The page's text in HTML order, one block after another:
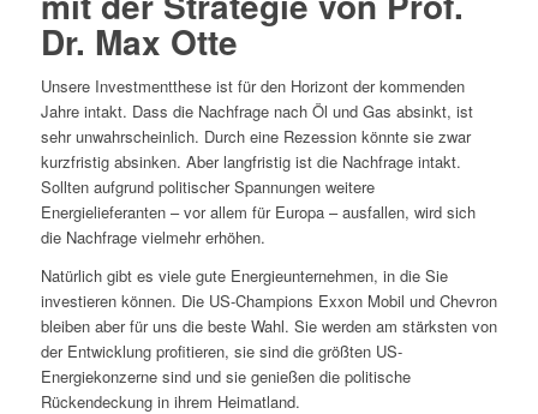
Dr. Max Otte
Unsere Investmentthese ist für den Horizont der kommenden
Jahre intakt. Dass die Nachfrage nach Öl und Gas absinkt, ist
sehr unwahrscheinlich. Durch eine Rezession könnte sie zwar
kurzfristig absinken. Aber langfristig ist die Nachfrage intakt.
Sollten aufgrund politischer Spannungen weitere
Energielieferanten – vor allem für Europa – ausfallen, wird sich
die Nachfrage vielmehr erhöhen.
Natürlich gibt es viele gute Energieunternehmen, in die Sie
investieren können. Die US-Champions Exxon Mobil und Chevron
bleiben aber für uns die beste Wahl. Sie werden am stärksten von
der Entwicklung profitieren, sie sind die größten US-
Energiekonzerne sind und sie genießen die politische
Rückendeckung in ihrem Heimatland.